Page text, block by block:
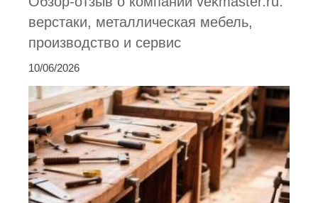
верстаки, металлическая мебель,
производство и сервис
10/06/2026